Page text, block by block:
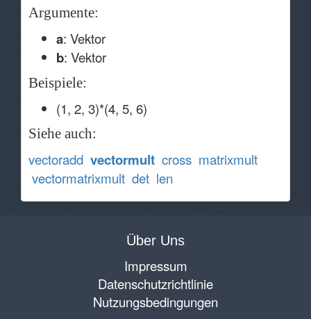
Argumente:
a: Vektor
b: Vektor
Beispiele:
(1, 2, 3)*(4, 5, 6)
Siehe auch:
vectoradd vectormult cross matrixmult
vectormatrixmult det len
Über Uns
Impressum
Datenschutzrichtlinie
Nutzungsbedingungen